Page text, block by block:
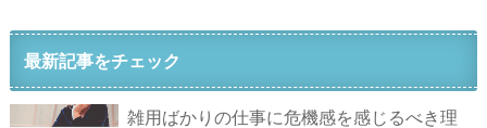
最新記事をチェック
雑用ばかりの仕事に危機感を感じるべき理